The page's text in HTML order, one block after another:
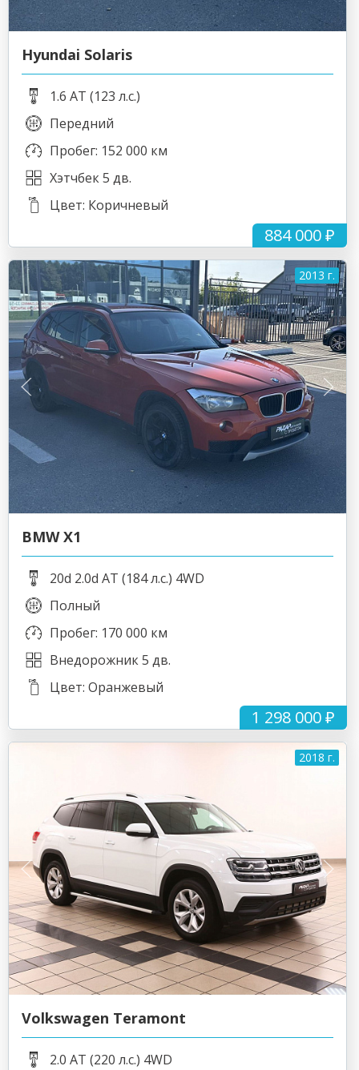
884 000 ₽
Hyundai Solaris
1.6 AT (123 л.с.)
Передний
Пробег: 152 000 км
Хэтчбек 5 дв.
Цвет: Коричневый
2013 г.
1 298 000 ₽
BMW X1
20d 2.0d AT (184 л.с.) 4WD
Полный
Пробег: 170 000 км
Внедорожник 5 дв.
Цвет: Оранжевый
2018 г.
Volkswagen Teramont
2.0 AT (220 л.с.) 4WD